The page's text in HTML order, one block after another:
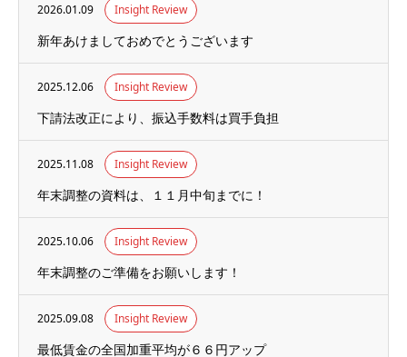
2026.01.09 Insight Review
新年あけましておめでとうございます
2025.12.06 Insight Review
下請法改正により、振込手数料は買手負担
2025.11.08 Insight Review
年末調整の資料は、１１月中旬までに！
2025.10.06 Insight Review
年末調整のご準備をお願いします！
2025.09.08 Insight Review
最低賃金の全国加重平均が６６円アップ